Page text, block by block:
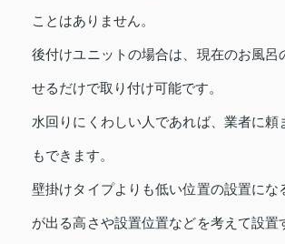
ことはありません。
後付けユニットの場合は、現在のお風呂
せるだけで取り付け可能です。
水回りにくわしい人であれば、業者に頼
もできます。
壁掛けタイプよりも低い位置の設置にな
が出る高さや設置位置などを考えて設置